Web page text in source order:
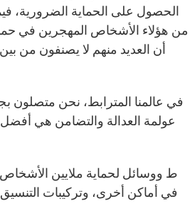
الحصول على الحماية الضرورية،
من هؤلاء الأشخاص المهجرين في
أن العديد منهم لا يصنفون من بين
عولمة العدالة والتضامن هي
ط ووسائل لحماية ملايين الأشخاص
في أماكن أخرى، وتركيبات